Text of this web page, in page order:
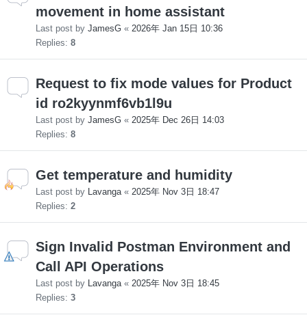
movement in home assistant
Last post by JamesG « 2026年 Jan 15日 10:36
Replies: 8
Request to fix mode values for Product
id ro2kyynmf6vb1l9u
Last post by JamesG « 2025年 Dec 26日 14:03
Replies: 8
Get temperature and humidity
Last post by Lavanga « 2025年 Nov 3日 18:47
Replies: 2
Sign Invalid Postman Environment and
Call API Operations
Last post by Lavanga « 2025年 Nov 3日 18:45
Replies: 3